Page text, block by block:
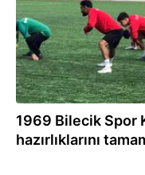
1969 Bilecik Spor
hazırlıklarını